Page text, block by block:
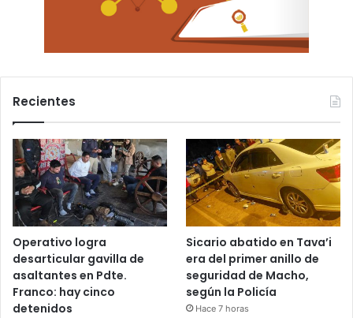
Recientes
Operativo logra
desarticular gavilla de
asaltantes en Pdte.
Franco: hay cinco
detenidos
Sicario abatido en Tava’i
era del primer anillo de
seguridad de Macho,
según la Policía
Hace 7 horas